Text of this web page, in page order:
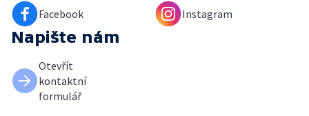
Facebook Instagram
Napište nám
Otevřít
kontaktní
formulář